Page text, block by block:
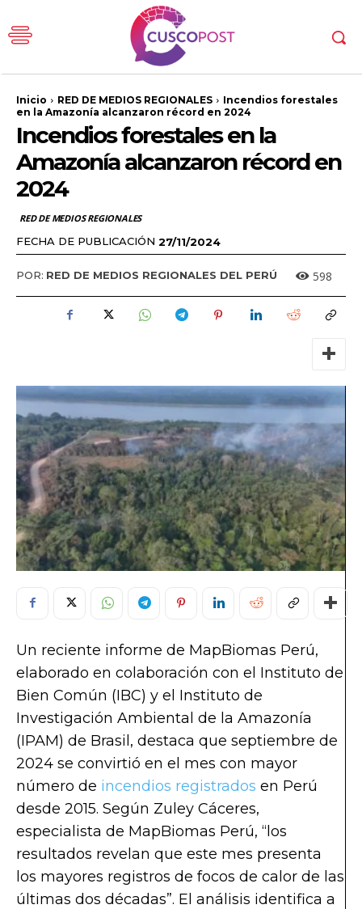
Inicio RED DE MEDIOS REGIONALES
Incendios forestales
en la Amazonía alcanzaron récord en 2024
Incendios forestales en la
Amazonía alcanzaron récord en
2024
RED DE MEDIOS REGIONALES
FECHA DE PUBLICACIÓN 27/11/2024
POR: RED DE MEDIOS REGIONALES DEL PERÚ 598
Un reciente informe de MapBiomas Perú,
elaborado en colaboración con el Instituto de
Bien Común (IBC) y el Instituto de
Investigación Ambiental de la Amazonía
(IPAM) de Brasil, destaca que septiembre de
2024 se convirtió en el mes con mayor
número de incendios registrados en Perú
desde 2015. Según Zuley Cáceres,
especialista de MapBiomas Perú, “los
resultados revelan que este mes presenta
los mayores registros de focos de calor de las
últimas dos décadas”. El análisis identifica a